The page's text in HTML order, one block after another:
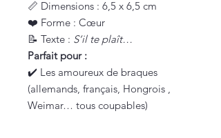
📏 Dimensions : 6,5 x 6,5 cm
❤️ Forme : Cœur
📝 Texte : S’il te plaît…
Parfait pour :
✔️ Les amoureux de braques
(allemands, français, Hongrois ,
Weimar… tous coupables)